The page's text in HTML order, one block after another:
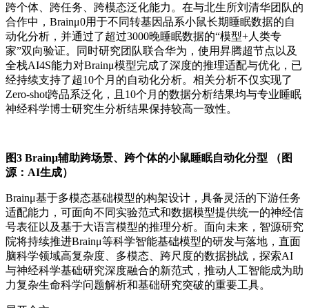
跨个体、跨任务、跨模态泛化能力。在与北生所刘清华团队的
合作中，Brainμ0用于不同转基因品系小鼠长期睡眠数据的自
动化分析，并通过了超过3000晚睡眠数据的“模型+人类专
家”双向验证。同时研究团队联合华为，使用昇腾超节点以及
全栈AI4S能力对Brainμ模型完成了深度的推理适配与优化，已
经持续支持了超10个月的自动化分析。相关分析不仅实现了
Zero-shot跨品系泛化，且10个月的数据分析结果均与专业睡眠
神经科学博士研究生分析结果保持较高一致性。
图3 Brainμ辅助跨场景、跨个体的小鼠睡眠自动化分型 （图
源：AI生成）
Brainμ基于多模态基础模型的构架设计，具备灵活的下游任务
适配能力，可面向不同实验范式和数据模型提供统一的神经信
号表征以及基于大语言模型的推理分析。面向未来，智源研究
院将持续推进Brainμ等科学智能基础模型的研发与落地，直面
脑科学领域高复杂度、多模态、跨尺度的数据挑战，探索AI
与神经科学基础研究深度融合的新范式，推动人工智能成为助
力复杂生命科学问题解析和基础研究突破的重要工具。